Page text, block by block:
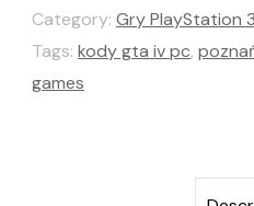
Category: Gry PlayStation 3
Tags: kody gta iv pc,
games